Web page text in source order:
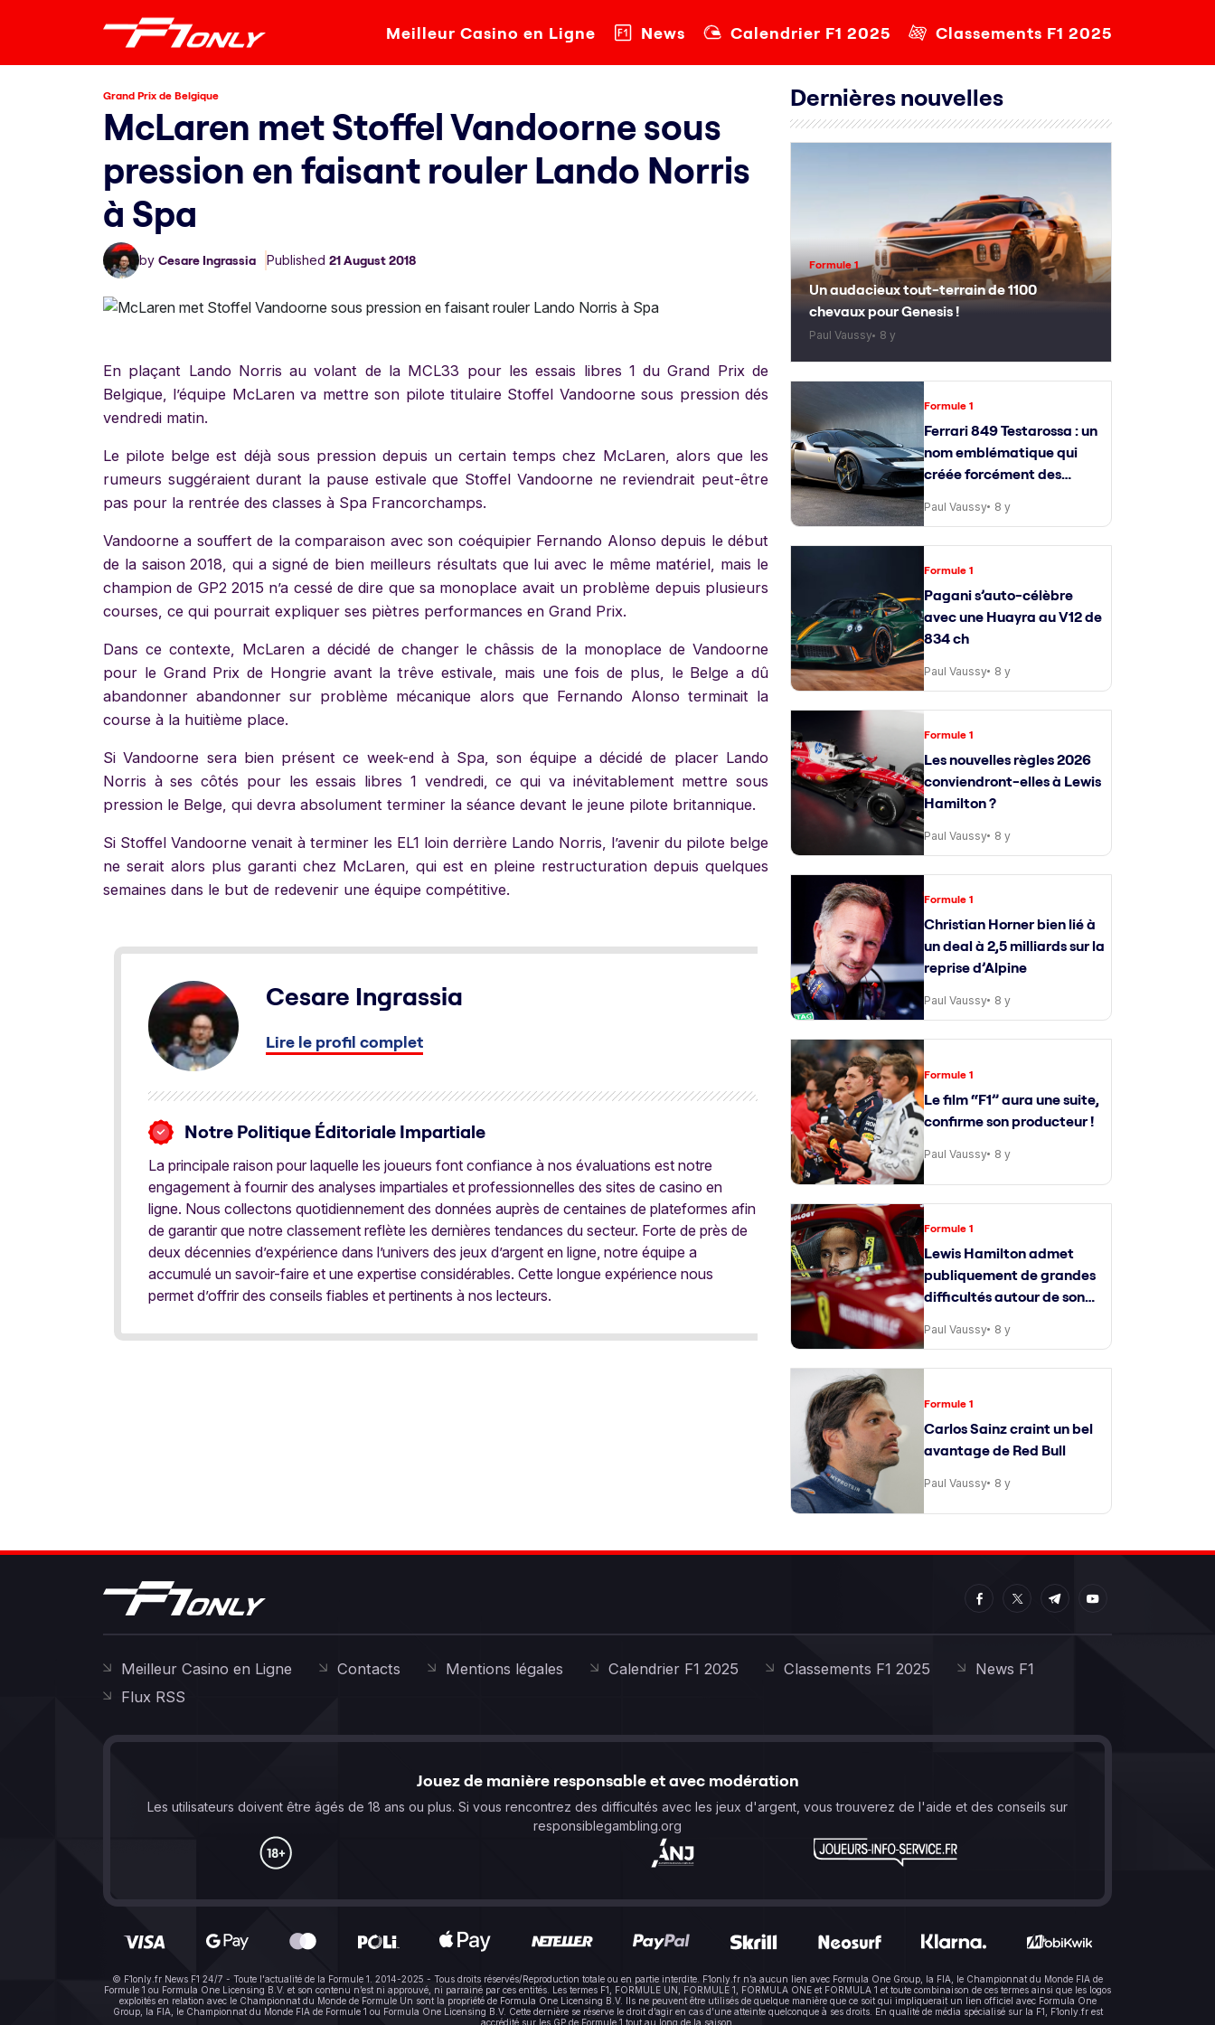
Meilleur Casino en Ligne News Calendrier F1 2025 Classements F1 2025
Grand Prix de Belgique
McLaren met Stoffel Vandoorne sous
pression en faisant rouler Lando Norris
à Spa
by Cesare Ingrassia Published 21 August 2018
En plaçant Lando Norris au volant de la MCL33 pour les essais libres 1 du Grand Prix de
Belgique, l’équipe McLaren va mettre son pilote titulaire Stoffel Vandoorne sous pression dés
vendredi matin.
Le pilote belge est déjà sous pression depuis un certain temps chez McLaren, alors que les
rumeurs suggéraient durant la pause estivale que Stoffel Vandoorne ne reviendrait peut-être
pas pour la rentrée des classes à Spa Francorchamps.
Vandoorne a souffert de la comparaison avec son coéquipier Fernando Alonso depuis le début
de la saison 2018, qui a signé de bien meilleurs résultats que lui avec le même matériel, mais le
champion de GP2 2015 n’a cessé de dire que sa monoplace avait un problème depuis plusieurs
courses, ce qui pourrait expliquer ses piètres performances en Grand Prix.
Dans ce contexte, McLaren a décidé de changer le châssis de la monoplace de Vandoorne
pour le Grand Prix de Hongrie avant la trêve estivale, mais une fois de plus, le Belge a dû
abandonner abandonner sur problème mécanique alors que Fernando Alonso terminait la
course à la huitième place.
Si Vandoorne sera bien présent ce week-end à Spa, son équipe a décidé de placer Lando
Norris à ses côtés pour les essais libres 1 vendredi, ce qui va inévitablement mettre sous
pression le Belge, qui devra absolument terminer la séance devant le jeune pilote britannique.
Si Stoffel Vandoorne venait à terminer les EL1 loin derrière Lando Norris, l’avenir du pilote belge
ne serait alors plus garanti chez McLaren, qui est en pleine restructuration depuis quelques
semaines dans le but de redevenir une équipe compétitive.
Cesare Ingrassia
Lire le profil complet
Notre Politique Éditoriale Impartiale
La principale raison pour laquelle les joueurs font confiance à nos évaluations est notre
engagement à fournir des analyses impartiales et professionnelles des sites de casino en
ligne. Nous collectons quotidiennement des données auprès de centaines de plateformes afin
de garantir que notre classement reflète les dernières tendances du secteur. Forte de près de
deux décennies d’expérience dans l’univers des jeux d’argent en ligne, notre équipe a
accumulé un savoir-faire et une expertise considérables. Cette longue expérience nous
permet d’offrir des conseils fiables et pertinents à nos lecteurs.
Dernières nouvelles
Formule 1
Un audacieux tout-terrain de 1100
chevaux pour Genesis !
Paul Vaussy 8 y
Formule 1
Ferrari 849 Testarossa : un
nom emblématique qui
créée forcément des
attentes
Paul Vaussy 8 y
Formule 1
Pagani s’auto-célèbre
avec une Huayra au V12 de
834 ch
Paul Vaussy 8 y
Formule 1
Les nouvelles règles 2026
conviendront-elles à Lewis
Hamilton ?
Paul Vaussy 8 y
Formule 1
Christian Horner bien lié à
un deal à 2,5 milliards sur la
reprise d’Alpine
Paul Vaussy 8 y
Formule 1
Le film “F1” aura une suite,
confirme son producteur !
Paul Vaussy 8 y
Formule 1
Lewis Hamilton admet
publiquement de grandes
difficultés autour de son
ingénieur de course
Paul Vaussy 8 y
Formule 1
Carlos Sainz craint un bel
avantage de Red Bull
Paul Vaussy 8 y
Meilleur Casino en Ligne Contacts Mentions légales Calendrier F1 2025 Classements F1 2025
News F1
Flux RSS
Jouez de manière responsable et avec modération
Les utilisateurs doivent être âgés de 18 ans ou plus. Si vous rencontrez des difficultés avec les jeux d'argent, vous trouverez de l'aide et des conseils sur
responsiblegambling.org
© F1only.fr News F1 24/7 - Toute l'actualité de la Formule 1. 2014-2025 - Tous droits réservés/Reproduction totale ou en partie interdite. F1only.fr n’a aucun lien avec Formula One Group, la FIA, le Championnat du Monde FIA de
Formule 1 ou Formula One Licensing B.V. et son contenu n’est ni approuvé, ni parrainé par ces entités. Les termes F1, FORMULE UN, FORMULE 1, FORMULA ONE et FORMULA 1 et toute combinaison de ces termes ainsi que les logos
exploités en relation avec le Championnat du Monde de Formule Un sont la propriété de Formula One Licensing B.V. Ils ne peuvent être utilisés de quelque manière que ce soit qui impliquerait un lien officiel avec Formula One
Group, la FIA, le Championnat du Monde FIA de Formule 1 ou Formula One Licensing B.V. Cette dernière se réserve le droit d’agir en cas d’une atteinte quelconque à ses droits. En qualité de média spécialisé sur la F1, F1only.fr est
accrédité sur les GP de Formule 1 tout au long de la saison.